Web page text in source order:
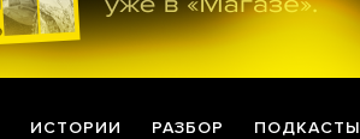
ИСТОРИИ РАЗБОР ПОДКАСТЫ